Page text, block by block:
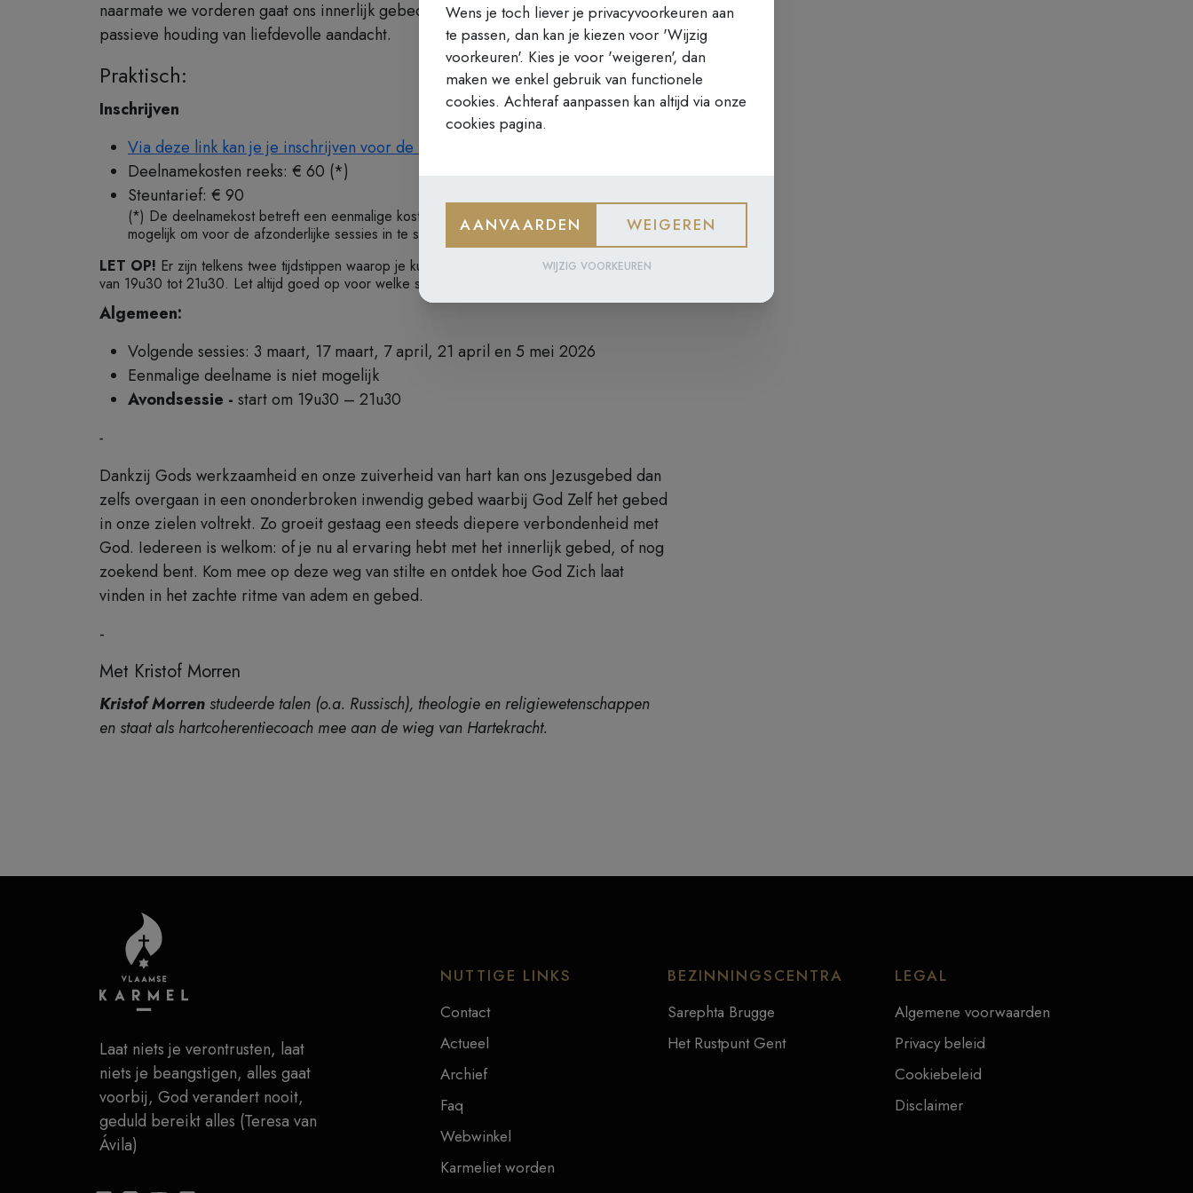
naarmate we vorderen gaat ons innerlijk gebed van een actieve naar een meer
passieve houding van liefdevolle aandacht.
Praktisch:
Inschrijven
Via deze link kan je je inschrijven voor de reeks
Deelnamekosten reeks: € 60 (*)
Steuntarief: € 90
(*) De deelnamekost betreft een eenmalige kost voor de volledige reeks. Het is niet
mogelijk om voor de afzonderlijke sessies in te schrijven.
LET OP! Er zijn telkens twee tijdstippen waarop je kunt deelnemen: van 14u30 tot 16u30 of
van 19u30 tot 21u30. Let altijd goed op voor welke sessie je ingeschreven bent.
Algemeen:
Volgende sessies: 3 maart, 17 maart, 7 april, 21 april en 5 mei 2026
Eenmalige deelname is niet mogelijk
Avondsessie - start om 19u30 – 21u30
-
Dankzij Gods werkzaamheid en onze zuiverheid van hart kan ons Jezusgebed dan
zelfs overgaan in een ononderbroken inwendig gebed waarbij God Zelf het gebed
in onze zielen voltrekt. Zo groeit gestaag een steeds diepere verbondenheid met
God. Iedereen is welkom: of je nu al ervaring hebt met het innerlijk gebed, of nog
zoekend bent. Kom mee op deze weg van stilte en ontdek hoe God Zich laat
vinden in het zachte ritme van adem en gebed.
-
Met Kristof Morren
Kristof Morren studeerde talen (o.a. Russisch), theologie en religiewetenschappen
en staat als hartcoherentiecoach mee aan de wieg van Hartekracht.
Laat niets je verontrusten, laat
niets je beangstigen, alles gaat
voorbij, God verandert nooit,
geduld bereikt alles (Teresa van
Ávila)
NUTTIGE LINKS
Contact
Actueel
Archief
Faq
Webwinkel
Karmeliet worden
BEZINNINGSCENTRA
Sarephta Brugge
Het Rustpunt Gent
LEGAL
Algemene voorwaarden
Privacy beleid
Cookiebeleid
Disclaimer
Wens je toch liever je privacyvoorkeuren aan
te passen, dan kan je kiezen voor 'Wijzig
voorkeuren'. Kies je voor 'weigeren', dan
maken we enkel gebruik van functionele
cookies. Achteraf aanpassen kan altijd via onze
cookies pagina.
AANVAARDEN WEIGEREN
WIJZIG VOORKEUREN